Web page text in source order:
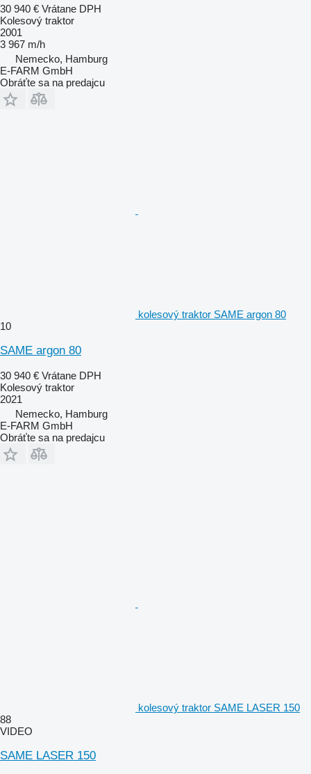
30 940 € Vrátane DPH
Kolesový traktor
2001
3 967 m/h
Nemecko, Hamburg
E-FARM GmbH
Obráťte sa na predajcu
kolesový traktor SAME argon 80
10
SAME argon 80
30 940 € Vrátane DPH
Kolesový traktor
2021
Nemecko, Hamburg
E-FARM GmbH
Obráťte sa na predajcu
kolesový traktor SAME LASER 150
88
VIDEO
SAME LASER 150